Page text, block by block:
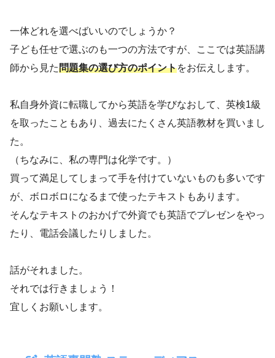
一体どれを選べばいいのでしょうか？
子ども任せで選ぶのも一つの方法ですが、ここでは英語講
師から見た問題集の選び方のポイントをお伝えします。
私自身外資に転職してから英語を学びなおして、英検1級
を取ったこともあり、過去にたくさん英語教材を買いまし
た。
（ちなみに、私の専門は化学です。）
買って満足してしまって手を付けていないものも多いです
が、ボロボロになるまで使ったテキストもあります。
そんなテキストのおかげで外資でも英語でプレゼンをやっ
たり、電話会議したりしました。
話がそれました。
それでは行きましょう！
宜しくお願いします。